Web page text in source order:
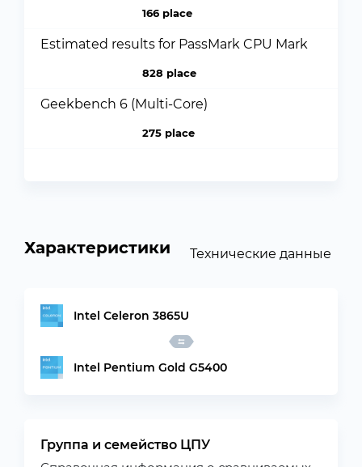
166 place
Estimated results for PassMark CPU Mark
828 place
Geekbench 6 (Multi-Core)
275 place
Характеристики Технические данные
Intel Celeron 3865U
Intel Pentium Gold G5400
Группа и семейство ЦПУ